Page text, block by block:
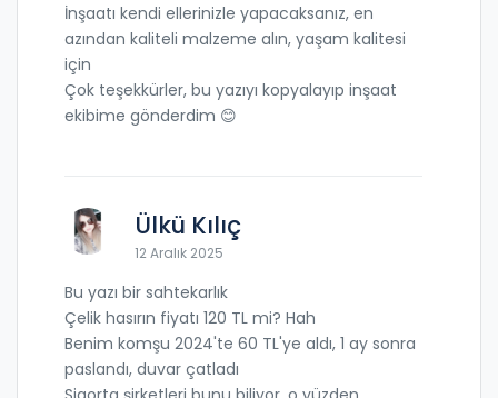
İnşaatı kendi ellerinizle yapacaksanız, en
azından kaliteli malzeme alın, yaşam kalitesi
için
Çok teşekkürler, bu yazıyı kopyalayıp inşaat
ekibime gönderdim 😊
Ülkü Kılıç
12 Aralık 2025
Bu yazı bir sahtekarlık
Çelik hasırın fiyatı 120 TL mi? Hah
Benim komşu 2024'te 60 TL'ye aldı, 1 ay sonra
paslandı, duvar çatladı